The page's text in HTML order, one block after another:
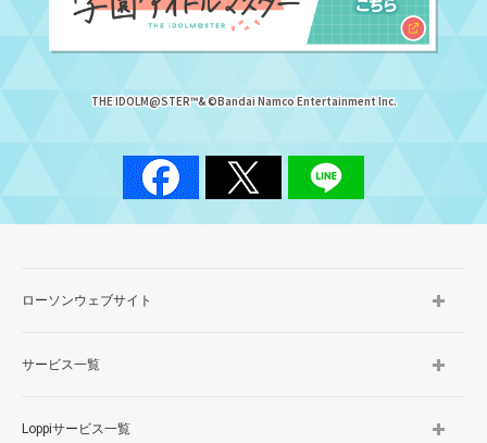
THE IDOLM@STER™& ©Bandai Namco Entertainment Inc.
ローソンウェブサイト
サービス一覧
Loppiサービス一覧